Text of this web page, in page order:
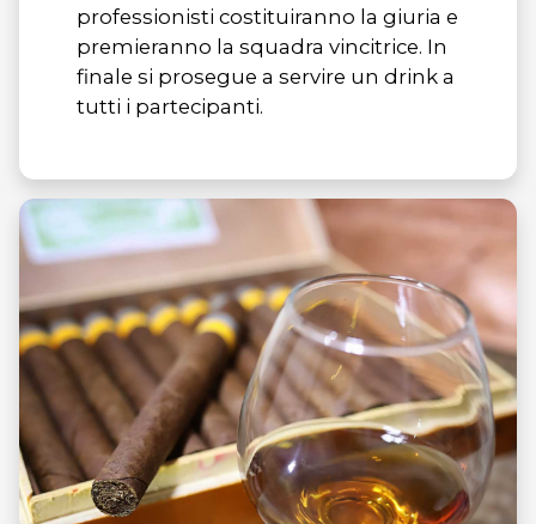
professionisti costituiranno la giuria e
premieranno la squadra vincitrice. In
finale si prosegue a servire un drink a
tutti i partecipanti.